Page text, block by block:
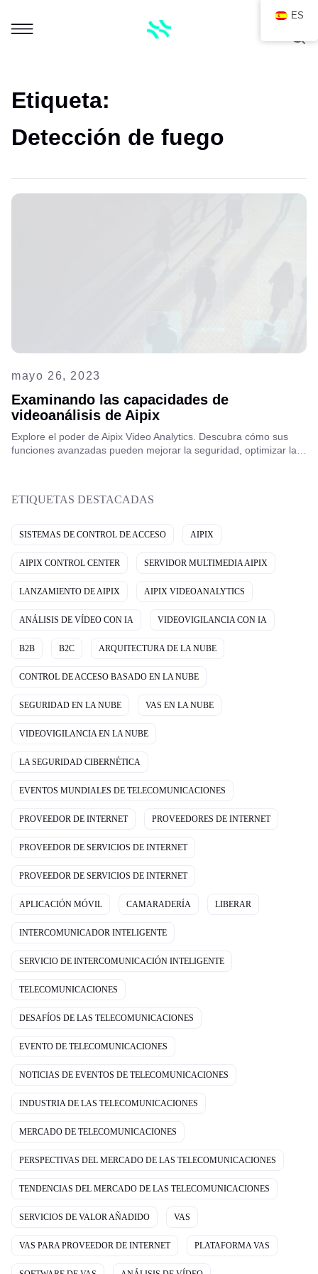
Etiqueta:
Detección de fuego
mayo 26, 2023
Examinando las capacidades de
videoanálisis de Aipix
Explore el poder de Aipix Video Analytics. Descubra cómo sus
funciones avanzadas pueden mejorar la seguridad, optimizar la
ETIQUETAS DESTACADAS
SISTEMAS DE CONTROL DE ACCESO AIPIX
AIPIX CONTROL CENTER SERVIDOR MULTIMEDIA AIPIX
LANZAMIENTO DE AIPIX AIPIX VIDEOANALYTICS
ANÁLISIS DE VÍDEO CON IA VIDEOVIGILANCIA CON IA
B2B B2C ARQUITECTURA DE LA NUBE
CONTROL DE ACCESO BASADO EN LA NUBE
SEGURIDAD EN LA NUBE VAS EN LA NUBE
VIDEOVIGILANCIA EN LA NUBE
LA SEGURIDAD CIBERNÉTICA
EVENTOS MUNDIALES DE TELECOMUNICACIONES
PROVEEDOR DE INTERNET PROVEEDORES DE INTERNET
PROVEEDOR DE SERVICIOS DE INTERNET
PROVEEDOR DE SERVICIOS DE INTERNET
APLICACIÓN MÓVIL CAMARADERÍA LIBERAR
INTERCOMUNICADOR INTELIGENTE
SERVICIO DE INTERCOMUNICACIÓN INTELIGENTE
TELECOMUNICACIONES
DESAFÍOS DE LAS TELECOMUNICACIONES
EVENTO DE TELECOMUNICACIONES
NOTICIAS DE EVENTOS DE TELECOMUNICACIONES
INDUSTRIA DE LAS TELECOMUNICACIONES
MERCADO DE TELECOMUNICACIONES
PERSPECTIVAS DEL MERCADO DE LAS TELECOMUNICACIONES
TENDENCIAS DEL MERCADO DE LAS TELECOMUNICACIONES
SERVICIOS DE VALOR AÑADIDO VAS
VAS PARA PROVEEDOR DE INTERNET PLATAFORMA VAS
ES